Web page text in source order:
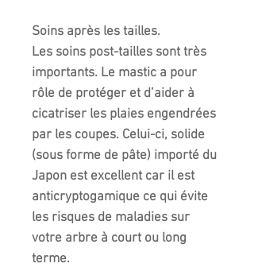
Soins après les tailles.
Les soins post-tailles sont très
importants. Le mastic a pour
rôle de protéger et d’aider à
cicatriser les plaies engendrées
par les coupes. Celui-ci, solide
(sous forme de pâte) importé du
Japon est excellent car il est
anticryptogamique ce qui évite
les risques de maladies sur
votre arbre à court ou long
terme.